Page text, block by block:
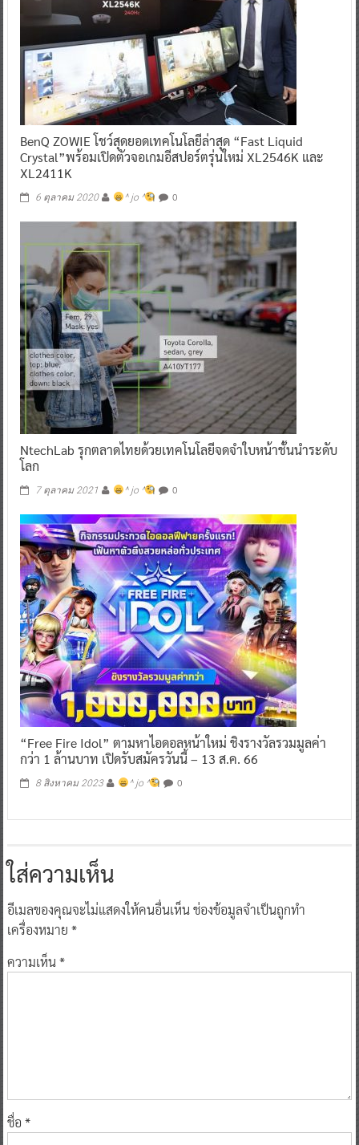
BenQ ZOWIE โชว์สุดยอดเทคโนโลยีล่าสุด “Fast Liquid
Crystal”พร้อมเปิดตัวจอเกมอีสปอร์ตรุ่นใหม่ XL2546K และ
XL2411K
6 ตุลาคม 2020 ^ jo ^ 0
NtechLab รุกตลาดไทยด้วยเทคโนโลยีจดจำใบหน้าชั้นนำระดับ
โลก
7 ตุลาคม 2021 ^ jo ^ 0
“Free Fire Idol” ตามหาไอดอลหน้าใหม่ ชิงรางวัลรวมมูลค่า
กว่า 1 ล้านบาท เปิดรับสมัครวันนี้ – 13 ส.ค. 66
8 สิงหาคม 2023 ^ jo ^ 0
ใส่ความเห็น
อีเมลของคุณจะไม่แสดงให้คนอื่นเห็นช่องข้อมูลจำเป็นถูกทำ
เครื่องหมาย *
ความเห็น*
ชื่อ *